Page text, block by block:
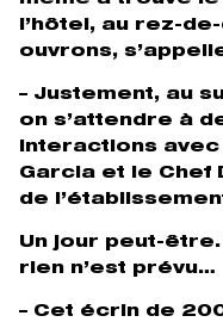
l’hôtel, au rez-
ouvrons,
– Justement, au
on s’attendre à
interactions
Garcia et le Chef
de
Un jour peut-
rien n’est prévu…
– Cet écrin de